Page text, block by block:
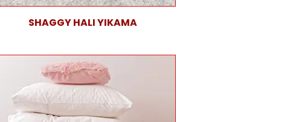
SHAGGY HALI YIKAMA